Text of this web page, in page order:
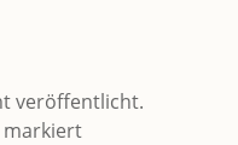
veröffentlicht.
markiert